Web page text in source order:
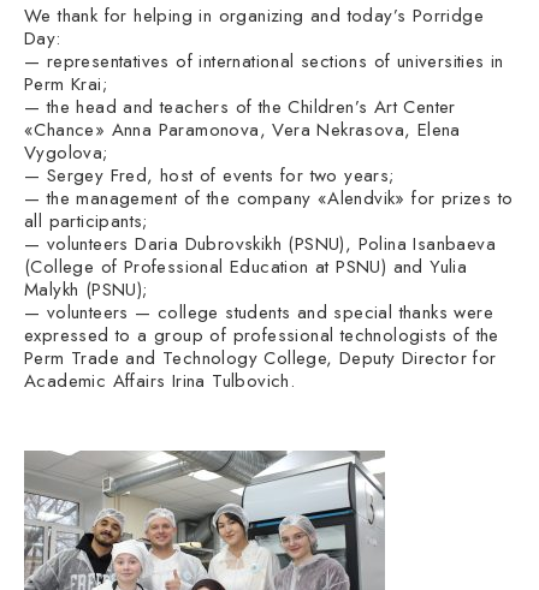
We thank for helping in organizing and today’s Porridge
Day:
— representatives of international sections of universities in
Perm Krai;
— the head and teachers of the Children’s Art Center
«Chance» Anna Paramonova, Vera Nekrasova, Elena
Vygolova;
— Sergey Fred, host of events for two years;
— the management of the company «Alendvik» for prizes to
all participants;
— volunteers Daria Dubrovskikh (PSNU), Polina Isanbaeva
(College of Professional Education at PSNU) and Yulia
Malykh (PSNU);
— volunteers — college students and special thanks were
expressed to a group of professional technologists of the
Perm Trade and Technology College, Deputy Director for
Academic Affairs Irina Tulbovich.